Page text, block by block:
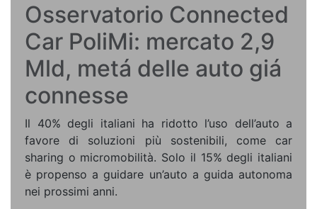
Osservatorio Connected
Car PoliMi: mercato 2,9
Mld, metá delle auto giá
connesse
Il 40% degli italiani ha ridotto l’uso dell’auto a
favore di soluzioni più sostenibili, come car
sharing o micromobilità. Solo il 15% degli italiani
è propenso a guidare un’auto a guida autonoma
nei prossimi anni.